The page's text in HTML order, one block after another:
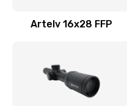
Artelv 16x28 FFP